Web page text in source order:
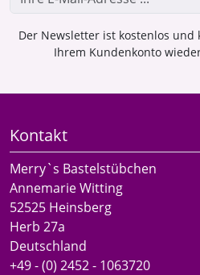
Der Newsletter ist kostenlos
Ihrem Kundenkonto
Kontakt
Merry`s Bastelstübchen
Annemarie Witting
52525 Heinsberg
Herb 27a
Deutschland
+49 - (0) 2452 - 1063720